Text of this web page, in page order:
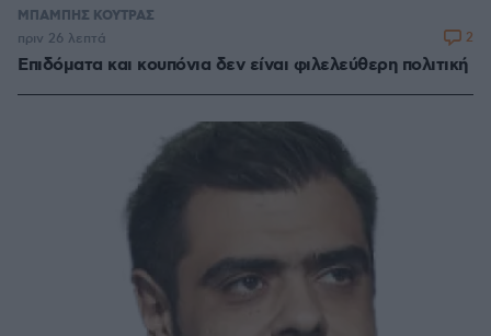
ΜΠΑΜΠΗΣ ΚΟΥΤΡΑΣ
Επιδόματα και κουπόνια δεν είναι φιλελεύθερη πολιτική
πριν 26 λεπτά 2